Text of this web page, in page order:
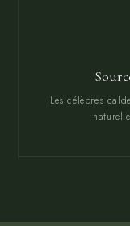
Les célèbres